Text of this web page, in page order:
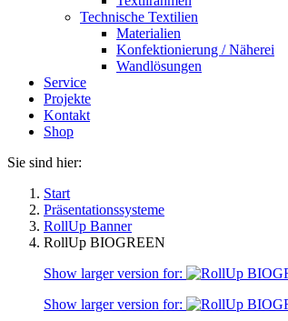
Technische Textilien
Materialien
Konfektionierung / Näherei
Wandlösungen
Service
Projekte
Kontakt
Shop
Sie sind hier:
Start
Präsentationssysteme
RollUp Banner
RollUp BIOGREEN
Show larger version for:
Show larger version for: